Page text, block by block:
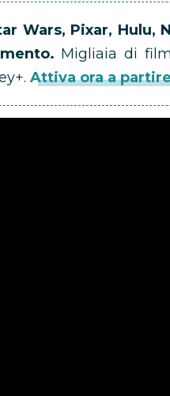
Wars, Pixar, Hulu,
Migliaia di
Attiva ora a